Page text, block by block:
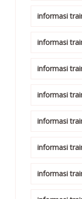
informasi
informasi
informasi
informasi
informasi
informasi
informasi